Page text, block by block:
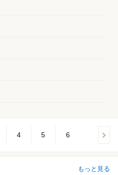
4 5 6
もっと見る